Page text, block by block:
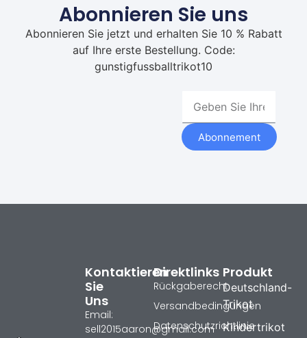
Abonnieren Sie uns
Abonnieren Sie jetzt und erhalten Sie 10 % Rabatt
auf Ihre erste Bestellung. Code:
gunstigfussballtrikot10
Abonnement
Produkt
Deutschland-
Trikot
Kindertrikot
Direktlinks
Rückgaberecht
Versandbedingungen
Datenschutzrichtlinie
Kontaktieren
Sie
Uns
Email:
sell2015aaron@gmail.com